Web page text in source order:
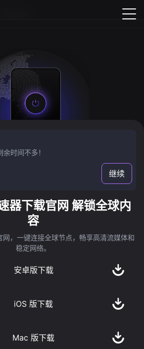
时间不多！
继续
器下载官网 解锁全球内
容
，一键连接全球节点，畅享高清流媒体和
稳定网络。
安卓版下载
iOS 版下载
Mac 版下载